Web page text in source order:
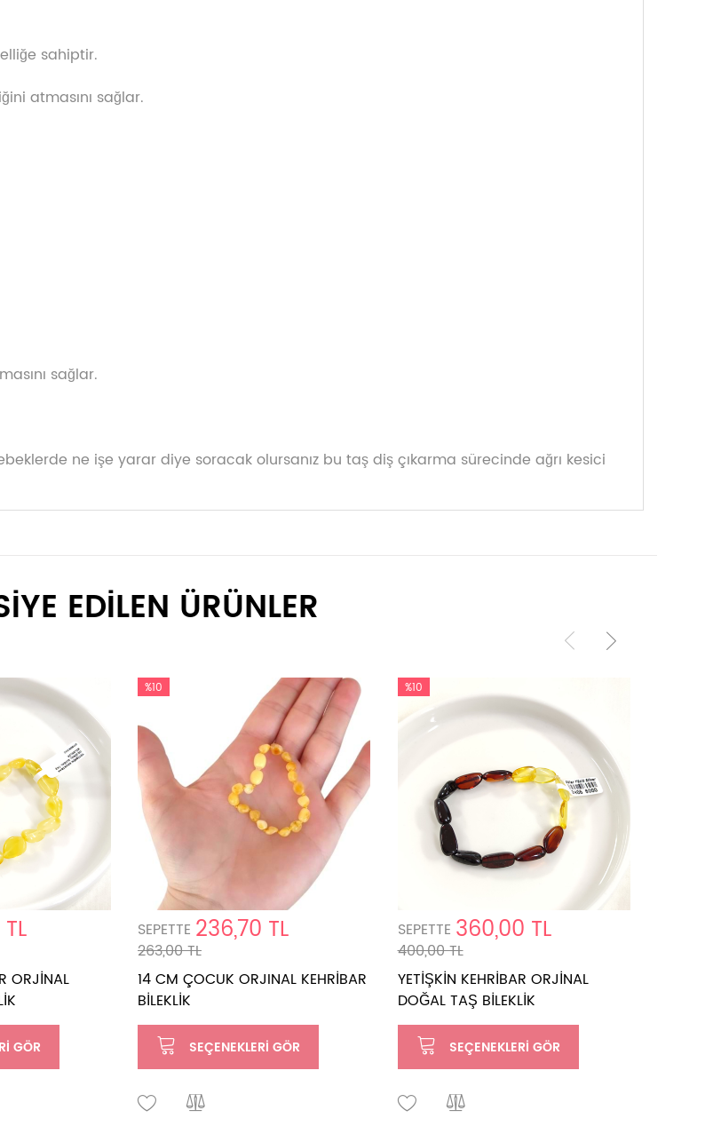
sahiptir.
atmasını sağlar.
sağlar.
ne işe yarar diye soracak olursanız bu taş diş çıkarma sürecinde ağrı kesici
EDİLEN ÜRÜNLER
ORJİNAL
GÖR
%10
SEPETTE 236,70 TL
263,00 TL
14 CM ÇOCUK ORJINAL KEHRİBAR
BİLEKLİK
SEÇENEKLERI GÖR
%10
SEPETTE 360,00 TL
400,00 TL
YETİŞKİN KEHRİBAR ORJİNAL
DOĞAL TAŞ BİLEKLİK
SEÇENEKLERI GÖR